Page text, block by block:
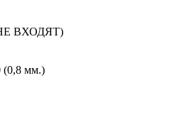
ВХОДЯТ)
(0,8 мм.)